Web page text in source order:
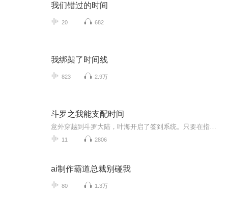
我们错过的时间
20 682
我绑架了时间线
823 2.9万
斗罗之我能支配时间
11 2806
ai制作霸道总裁别碰我
80 1.3万